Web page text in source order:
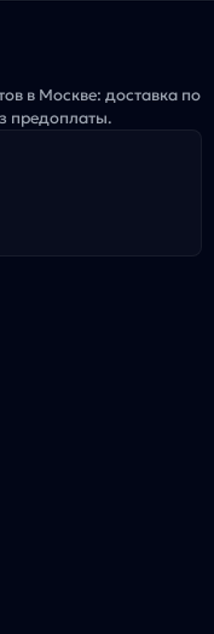
в Москве: доставка по
предоплаты.